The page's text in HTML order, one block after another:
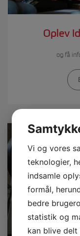
Oplev
og få
Vi og vores
teknologier,
indsamle
formål,
bedre
statistik og
kan blive delt